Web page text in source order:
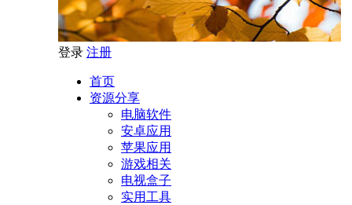
登录 注册
首页
资源分享
电脑软件
安卓应用
苹果应用
游戏相关
电视盒子
实用工具